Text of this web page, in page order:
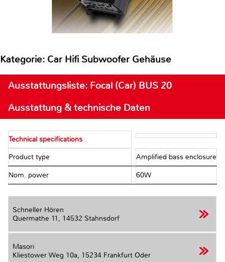
Kategorie: Car Hifi Subwoofer Gehäuse
Ausstattungsliste: Focal (Car) BUS 20
Ausstattung & technische Daten
Technical specifications
Product type Amplified bass enclosure
Nom. power 60W
Schneller Hören
Quermathe 11, 14532 Stahnsdorf
Masori
Kliestower Weg 10a, 15234 Frankfurt Oder